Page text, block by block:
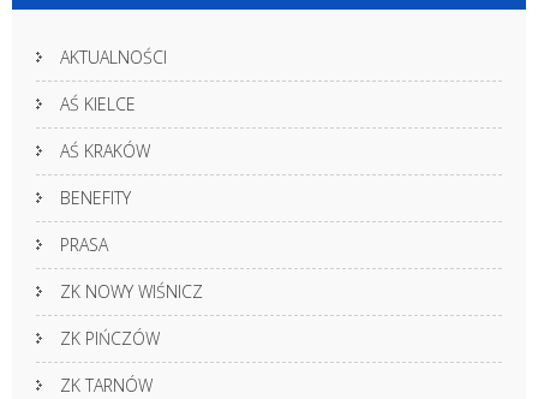
AKTUALNOŚCI
AŚ KIELCE
AŚ KRAKÓW
BENEFITY
PRASA
ZK NOWY WIŚNICZ
ZK PIŃCZÓW
ZK TARNÓW